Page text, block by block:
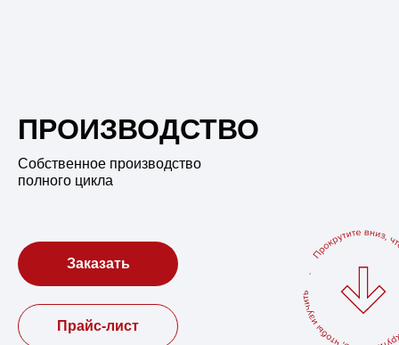
Собственное производство
полного цикла
ПРОИЗВОДСТВО
Прайс-лист
Заказать